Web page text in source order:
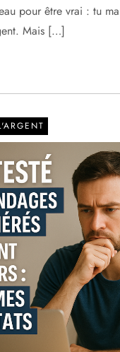
pour être vrai : tu
Mais […]